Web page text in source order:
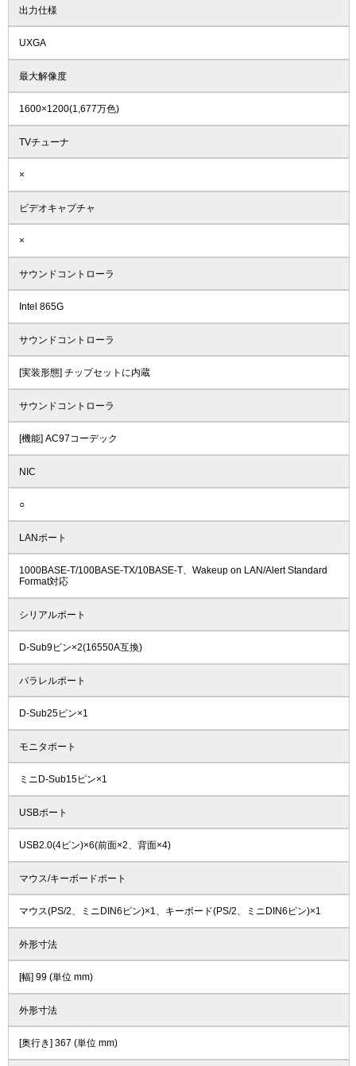
出力仕様
UXGA
最大解像度
1600×1200(1,677万色)
TVチューナ
×
ビデオキャプチャ
×
サウンドコントローラ
Intel 865G
サウンドコントローラ
[実装形態] チップセットに内蔵
サウンドコントローラ
[機能] AC97コーデック
NIC
○
LANポート
1000BASE-T/100BASE-TX/10BASE-T、Wakeup on LAN/Alert Standard
Format対応
シリアルポート
D-Sub9ピン×2(16550A互換)
パラレルポート
D-Sub25ピン×1
モニタポート
ミニD-Sub15ピン×1
USBポート
USB2.0(4ピン)×6(前面×2、背面×4)
マウス/キーボードポート
マウス(PS/2、ミニDIN6ピン)×1、キーボード(PS/2、ミニDIN6ピン)×1
外形寸法
[幅] 99 (単位 mm)
外形寸法
[奥行き] 367 (単位 mm)